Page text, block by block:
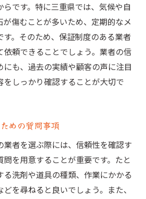
です。特に三重県では、気候や自
傷むことが多いため、定期的なメ
す。そのため、保証制度のある業者
依頼できることでしょう。業者の信
にも、過去の実績や顧客の声に注目
をしっかり確認することが大切で
めの質問事項
業者を選ぶ際には、信頼性を確認す
問を用意することが重要です。たと
る洗剤や道具の種類、作業にかかる
を尋ねると良いでしょう。また、